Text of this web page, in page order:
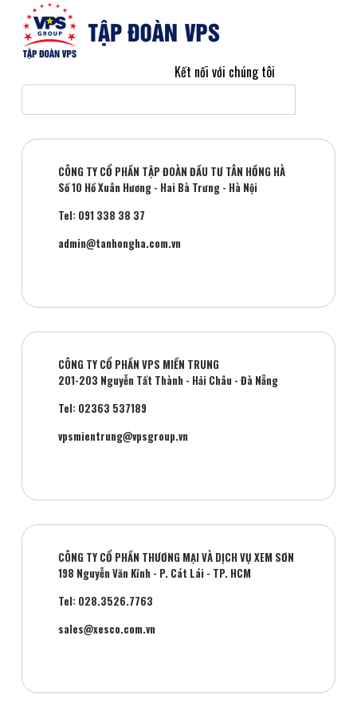
Kết nối với chúng tôi
CÔNG TY CỔ PHẦN TẬP ĐOÀN ĐẦU TƯ TÂN HỒNG HÀ
Số 10 Hồ Xuân Hương - Hai Bà Trưng - Hà Nội
Tel: 091 338 38 37
admin@tanhongha.com.vn
CÔNG TY CỔ PHẦN VPS MIỀN TRUNG
201-203 Nguyễn Tất Thành - Hải Châu - Đà Nẵng
Tel: 02363 537189
vpsmientrung@vpsgroup.vn
CÔNG TY CỔ PHẦN THƯƠNG MẠI VÀ DỊCH VỤ XEM SƠN
198 Nguyễn Văn Kỉnh - P. Cát Lái - TP. HCM
Tel: 028.3526.7763
sales@xesco.com.vn